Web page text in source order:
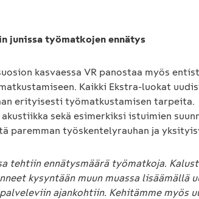
junissa työmatkojen ennätys
kasvaessa VR panostaa myös
Kaikki Ekstra-luokat
erityisesti työmatkustamisen tarpeita.
sekä esimerkiksi istuimien
paremman työskentelyrauhan ja
tehtiin ennätysmäärä työmatkoja.
kysyntään muun muassa lisäämällä
ajankohtiin. Kehitämme myös